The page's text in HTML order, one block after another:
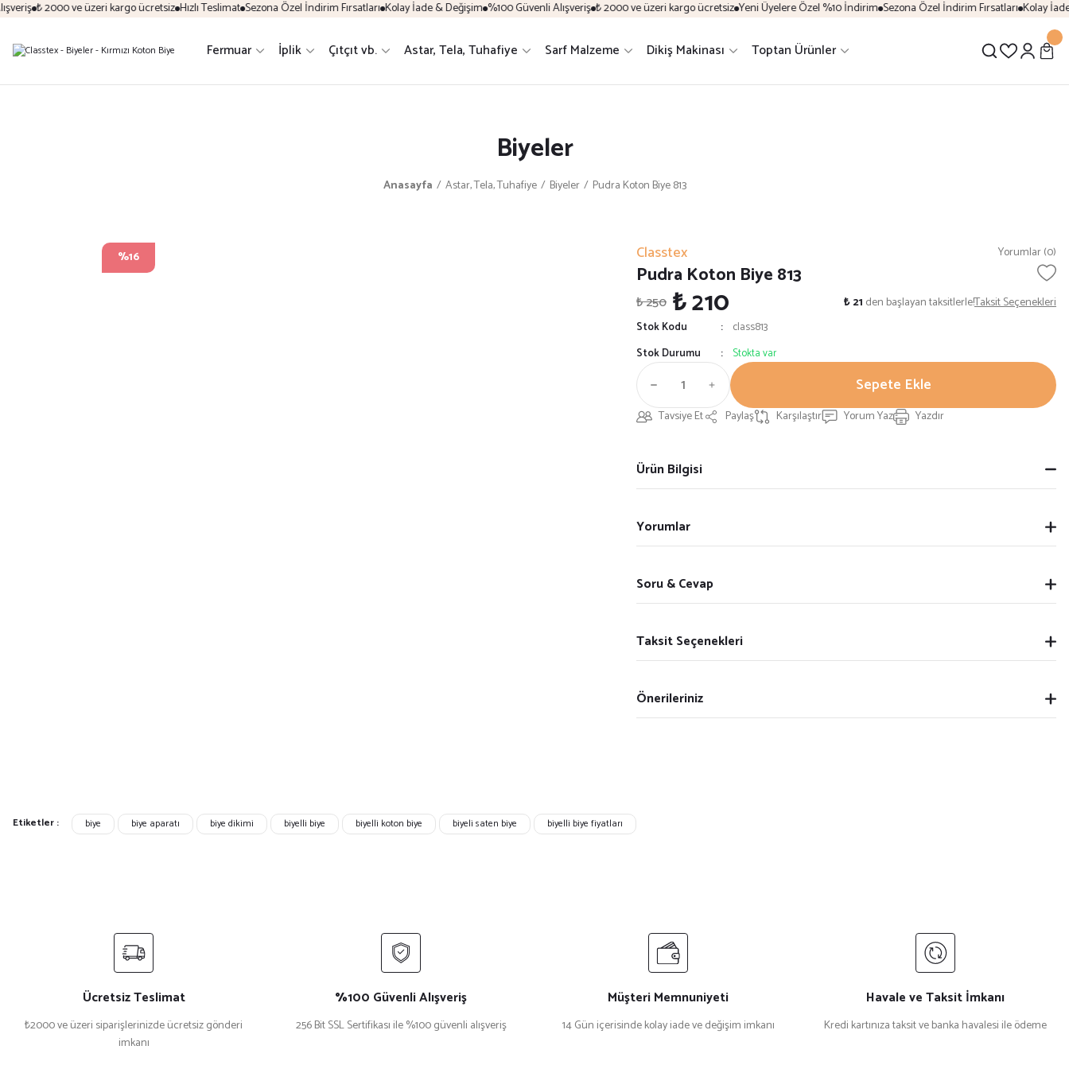
₺ 2000 ve üzeri kargo ücretsiz Hızlı Teslimat Sezona Özel İndirim Fırsatları Kolay İade & Değişim %100 Güvenli Alışveriş ₺ 2000 ve üzeri kargo ücretsiz Yeni Üyelere Özel %10 İndirim Sezona Özel İndirim Fırsatları Kolay İade
Fermuar İplik Çıtçıt vb. Astar, Tela, Tuhafiye Sarf Malzeme Dikiş Makinası Toptan Ürünler
Biyeler
Anasayfa Astar, Tela, Tuhafiye Biyeler Pudra Koton Biye 813
%16 Classtex Yorumlar (0)
Pudra Koton Biye 813
₺ 250 ₺ 210 ₺ 21 den başlayan taksitlerle!Taksit Seçenekleri
Stok Kodu
class813
Stok Durumu
Stokta var
Sepete Ekle
Tavsiye Et Paylaş Karşılaştır Yorum Yaz Yazdır
Ürün Bilgisi
Yorumlar
Soru & Cevap
Taksit Seçenekleri
Önerileriniz
Etiketler : biye biye aparatı biye dikimi biyelli biye biyelli koton biye biyeli saten biye biyelli biye fiyatları
Ücretsiz Teslimat
₺2000 ve üzeri siparişlerinizde ücretsiz gönderi
imkanı
%100 Güvenli Alışveriş
256 Bit SSL Sertifikası ile %100 güvenli alışveriş
Müşteri Memnuniyeti
14 Gün içerisinde kolay iade ve değişim imkanı
Havale ve Taksit İmkanı
Kredi kartınıza taksit ve banka havalesi ile ödeme